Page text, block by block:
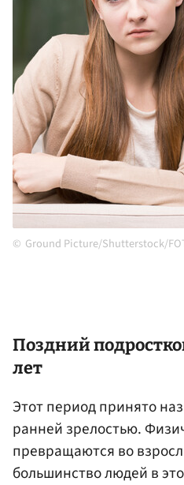
Ground Picture/Shutterstock/
Поздний
лет
Этот период принято
ранней зрелостью.
превращаются во
большинство людей в